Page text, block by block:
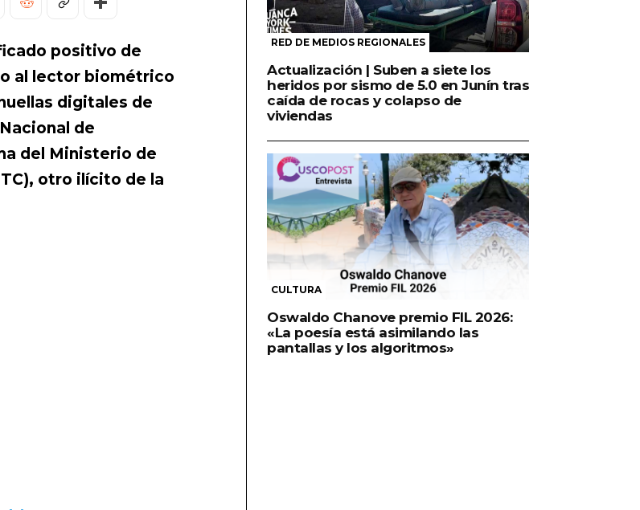
positivo de
al lector biométrico
digitales de
de
del Ministerio de
otro ilícito de la
RED DE MEDIOS REGIONALES
Actualización | Suben a siete los
heridos por sismo de 5.0 en Junín tras
caída de rocas y colapso de
viviendas
CULTURA
Oswaldo Chanove premio FIL 2026:
«La poesía está asimilando las
pantallas y los algoritmos»